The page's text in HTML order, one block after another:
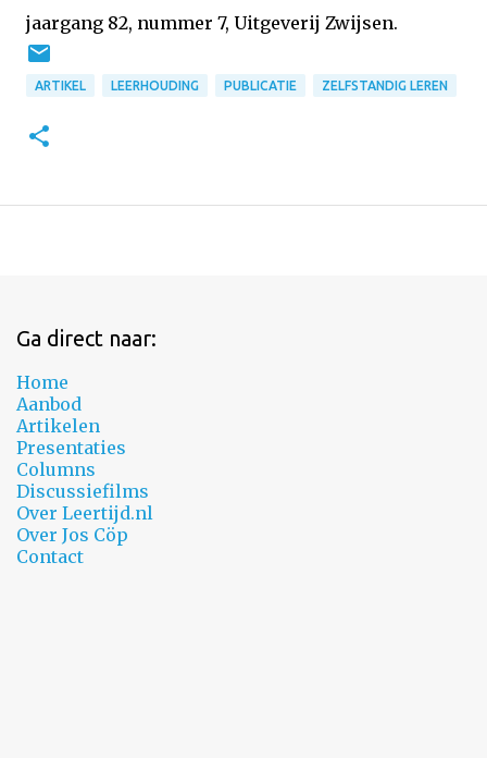
jaargang 82, nummer 7, Uitgeverij Zwijsen.
ARTIKEL LEERHOUDING PUBLICATIE ZELFSTANDIG LEREN
Ga direct naar:
Home
Aanbod
Artikelen
Presentaties
Columns
Discussiefilms
Over Leertijd.nl
Over Jos Cöp
Contact